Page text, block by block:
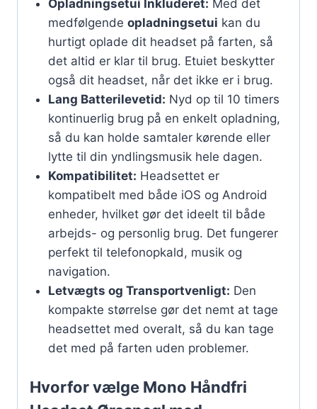
Opladningsetui Inkluderet: Med det
medfølgende opladningsetui kan du
hurtigt oplade dit headset på farten, så
det altid er klar til brug. Etuiet beskytter
også dit headset, når det ikke er i brug.
Lang Batterilevetid: Nyd op til 10 timers
kontinuerlig brug på en enkelt opladning,
så du kan holde samtaler kørende eller
lytte til din yndlingsmusik hele dagen.
Kompatibilitet: Headsettet er
kompatibelt med både iOS og Android
enheder, hvilket gør det ideelt til både
arbejds- og personlig brug. Det fungerer
perfekt til telefonopkald, musik og
navigation.
Letvægts og Transportvenligt: Den
kompakte størrelse gør det nemt at tage
headsettet med overalt, så du kan tage
det med på farten uden problemer.
Hvorfor vælge Mono Håndfri